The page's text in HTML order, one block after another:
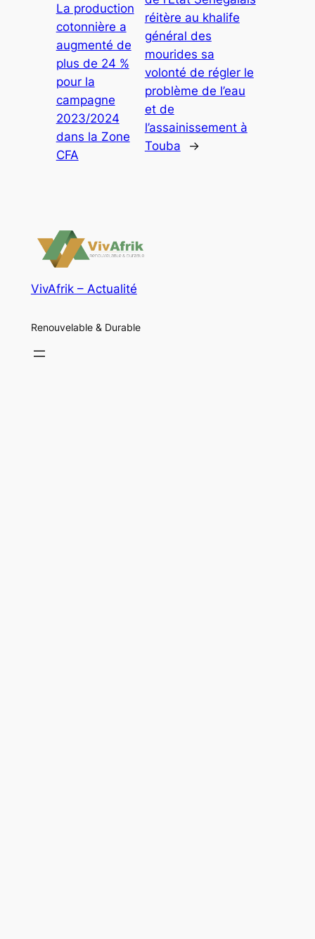
La production
cotonnière a
augmenté de
plus de 24 %
pour la
campagne
2023/2024
dans la Zone
CFA
réitère au khalife
général des
mourides sa
volonté de régler le
problème de l’eau
et de
l’assainissement à
Touba
→
VivAfrik – Actualité
Renouvelable & Durable